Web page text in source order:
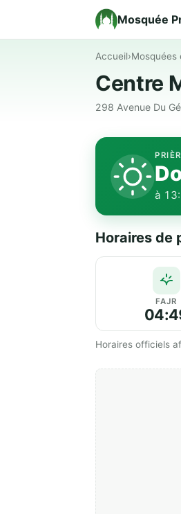
Mosquée
Accueil›Mosquées
Centre
298 Avenue Du
à
Horaires de
FAJR
Horaires officiels